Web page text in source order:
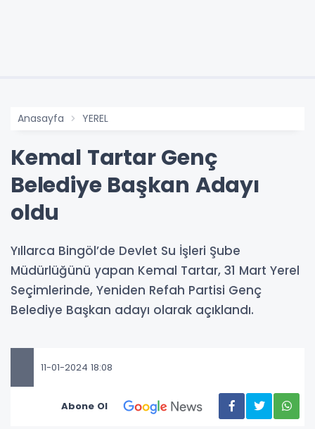
Anasayfa YEREL
Kemal Tartar Genç
Belediye Başkan Adayı
oldu
Yıllarca Bingöl’de Devlet Su İşleri Şube
Müdürlüğünü yapan Kemal Tartar, 31 Mart Yerel
Seçimlerinde, Yeniden Refah Partisi Genç
Belediye Başkan adayı olarak açıklandı.
11-01-2024 18:08
Abone Ol